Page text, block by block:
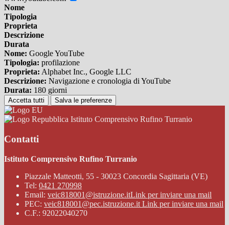
Nome
Tipologia
Proprieta
Descrizione
Durata
Nome: Google YouTube
Tipologia: profilazione
Proprieta: Alphabet Inc., Google LLC
Descrizione: Navigazione e cronologia di YouTube
Durata: 180 giorni
Accetta tutti Salva le preferenze
Istituto Comprensivo Rufino Turranio
Contatti
Istituto Comprensivo Rufino Turranio
Piazzale Matteotti, 55 - 30023 Concordia Sagittaria (VE)
Tel: 0421 270998
Email: veic818001@istruzione.itLink per inviare una mail
PEC: veic818001@pec.istruzione.it Link per inviare una mail
C.F.: 92022040270